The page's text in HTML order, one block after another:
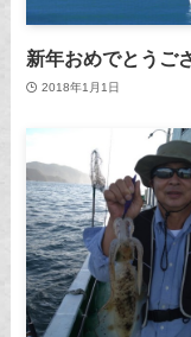
新年おめでとうご
2018年1月1日